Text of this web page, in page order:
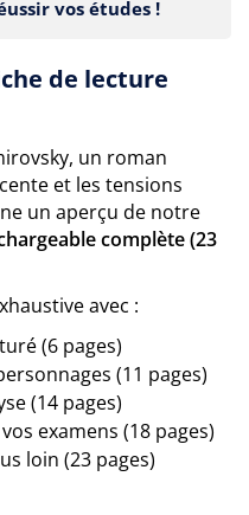
vos études !
de lecture
un roman
et les tensions
un aperçu de notre
complète (23
avec :
(6 pages)
(11 pages)
(14 pages)
examens (18 pages)
loin (23 pages)